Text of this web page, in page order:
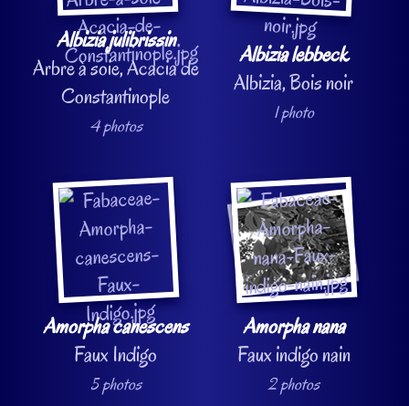
Albizia julibrissin
Arbre à soie, Acacia de
Constantinople
4 photos
Albizia lebbeck
Albizia, Bois noir
1 photo
Amorpha canescens
Faux Indigo
5 photos
Amorpha nana
Faux indigo nain
2 photos